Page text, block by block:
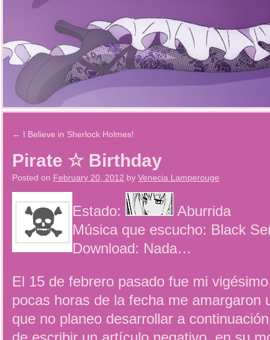
← I Believe in Sherlock Holmes!
Pirate ☆ Birthday
Posted on February 20, 2012 by Venecia Lamperouge
Estado:
Aburrida
Música que escucho: Black
Download: Nada…
El 15 de febrero pasado fue mi
pocas horas de la fecha me amargaron
que no planeo desarrollar a